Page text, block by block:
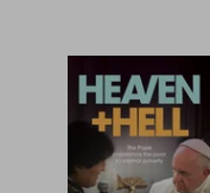
50%
dcto.